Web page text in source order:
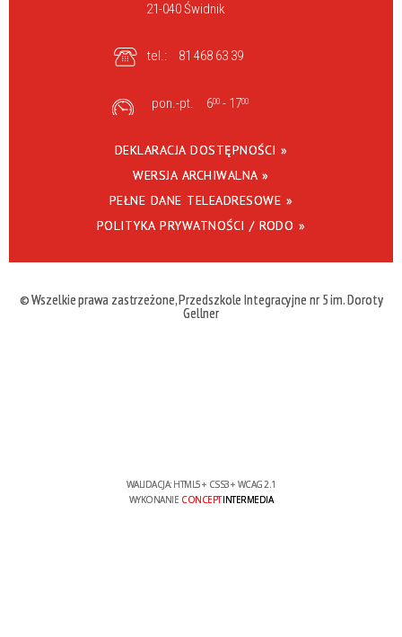
21-040 Świdnik
tel.: 81 468 63 39
pon.-pt. 600 - 1700
DEKLARACJA DOSTĘPNOŚCI »
WERSJA ARCHIWALNA »
PEŁNE DANE TELEADRESOWE »
POLITYKA PRYWATNOŚCI / RODO »
© Wszelkie prawa zastrzeżone, Przedszkole Integracyjne nr 5 im. Doroty
Gellner
WALIDACJA: HTML5+ CSS3+ WCAG 2.1
WYKONANIE CONCEPTINTERMEDIA